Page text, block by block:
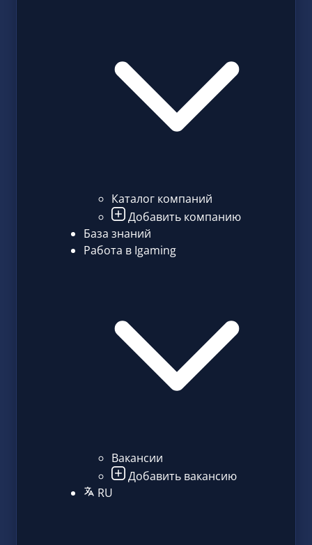
Каталог компаний
Добавить компанию
База знаний
Работа в Igaming
Вакансии
Добавить вакансию
RU